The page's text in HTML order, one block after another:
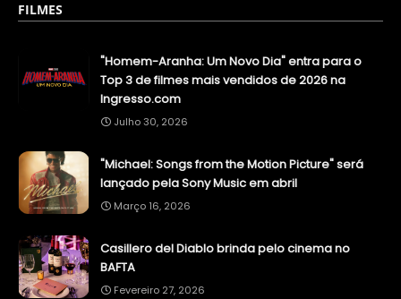
FILMES
"Homem-Aranha: Um Novo Dia" entra para o
Top 3 de filmes mais vendidos de 2026 na
Ingresso.com
Julho 30, 2026
"Michael: Songs from the Motion Picture" será
lançado pela Sony Music em abril
Março 16, 2026
Casillero del Diablo brinda pelo cinema no
BAFTA
Fevereiro 27, 2026